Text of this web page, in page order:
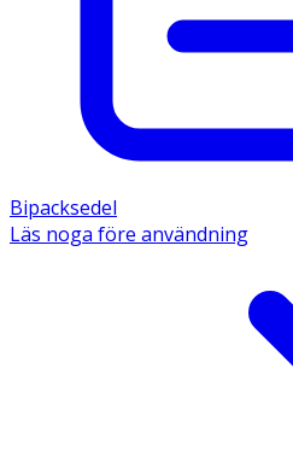
Bipacksedel
Läs noga före användning